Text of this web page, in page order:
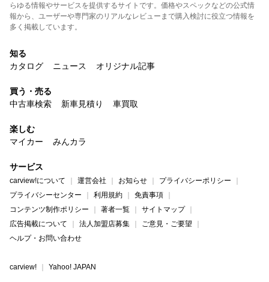
らゆる情報やサービスを提供するサイトです。価格やスペックなどの公式情
報から、ユーザーや専門家のリアルなレビューまで購入検討に役立つ情報を
多く掲載しています。
知る
カタログ
ニュース オリジナル記事
買う・売る
中古車検索
新車見積り 車買取
楽しむ
マイカー
みんカラ
サービス
carview!について 運営会社 お知らせ
プライバシーポリシー
プライバシーセンター
利用規約
免責事項
コンテンツ制作ポリシー
著者一覧
サイトマップ
広告掲載について
法人加盟店募集
ご意見・ご要望
ヘルプ・お問い合わせ
carview! Yahoo! JAPAN